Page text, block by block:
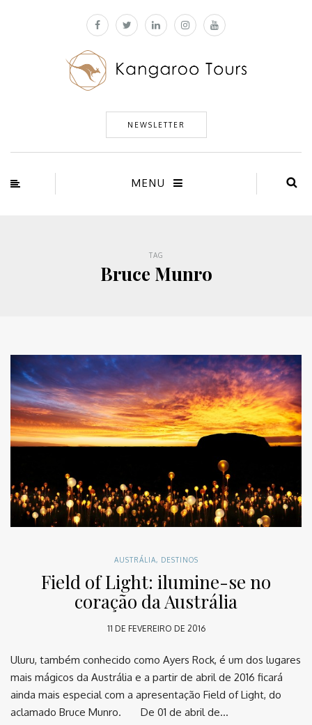
NEWSLETTER
MENU
TAG
Bruce Munro
AUSTRÁLIA, DESTINOS
Field of Light: ilumine-se no
coração da Austrália
11 DE FEVEREIRO DE 2016
Uluru, também conhecido como Ayers Rock, é um dos lugares
mais mágicos da Austrália e a partir de abril de 2016 ficará
ainda mais especial com a apresentação Field of Light, do
aclamado Bruce Munro. De 01 de abril de…